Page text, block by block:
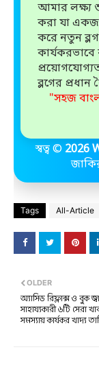
আমার লক্ষ্য
করা যা
করে নতুন
ব্লগের প্রধান
"সহজ
স্বত্ব ©️ 2026
Tags All-Article
OLDER
অ্যাসিড রিফ্লাক্স ও বুক
সাহায্যকারী ৬টি সেরা
সমস্যায় কার্যকর খাদ্য